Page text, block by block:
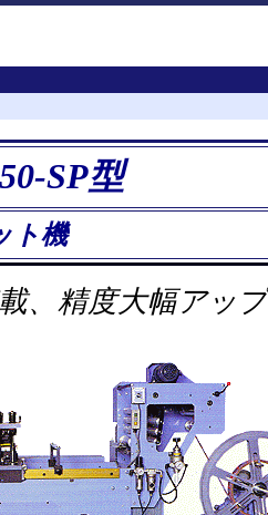
SP型
ト機
、精度大幅アップ